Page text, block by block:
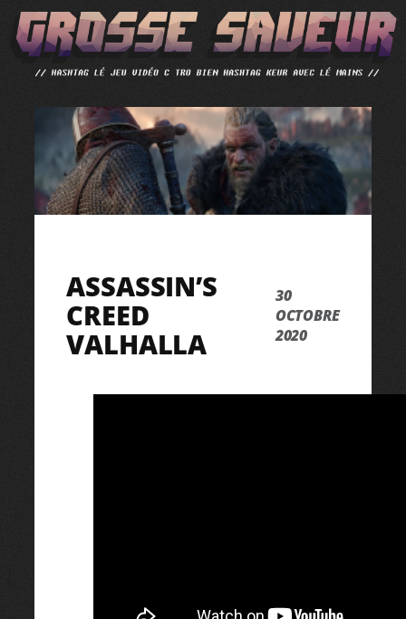
ALLER
AU
CONTENU
ASSASSIN’S
CREED
VALHALLA
30
OCTOBRE
2020